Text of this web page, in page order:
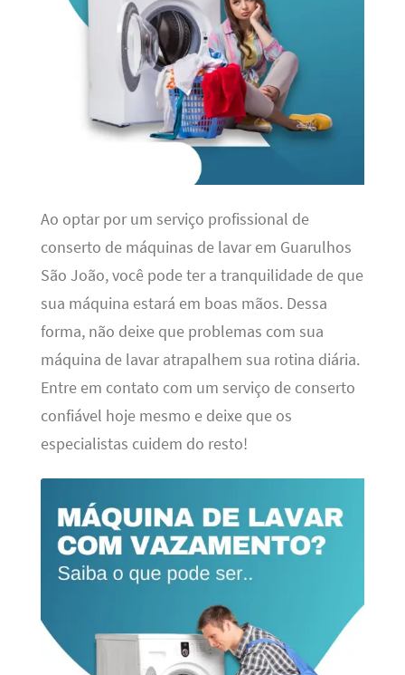
Ao optar por um serviço profissional de
conserto de máquinas de lavar em Guarulhos
São João, você pode ter a tranquilidade de que
sua máquina estará em boas mãos. Dessa
forma, não deixe que problemas com sua
máquina de lavar atrapalhem sua rotina diária.
Entre em contato com um serviço de conserto
confiável hoje mesmo e deixe que os
especialistas cuidem do resto!